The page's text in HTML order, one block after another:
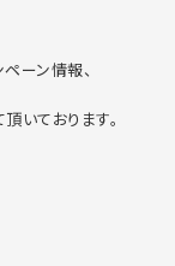
ーン情報、
いております。